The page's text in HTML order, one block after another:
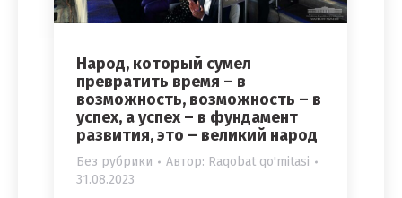
Народ, который сумел
превратить время – в
возможность, возможность – в
успех, а успех – в фундамент
развития, это – великий народ
Без рубрики Автор: Raqobat qo'mitasi
31.08.2023